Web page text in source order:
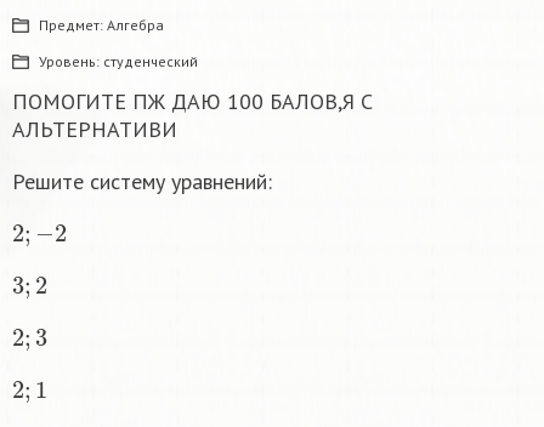
Предмет: Алгебра
Уровень: студенческий
ПОМОГИТЕ ПЖ ДАЮ 100 БАЛОВ,Я С
АЛЬТЕРНАТИВИ
Решите систему уравнений:
2
2
3 2
2 3
2 1